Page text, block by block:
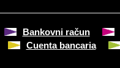
Bankovni račun
Cuenta bancaria